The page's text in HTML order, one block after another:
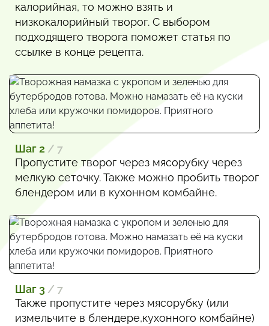
калорийная, то можно взять и
низкокалорийный творог. С выбором
подходящего творога поможет статья по
ссылке в конце рецепта.
Шаг 2 / 7
Пропустите творог через мясорубку через
мелкую сеточку. Также можно пробить творог
блендером или в кухонном комбайне.
Шаг 3 / 7
Также пропустите через мясорубку (или
измельчите в блендере,кухонного комбайне)